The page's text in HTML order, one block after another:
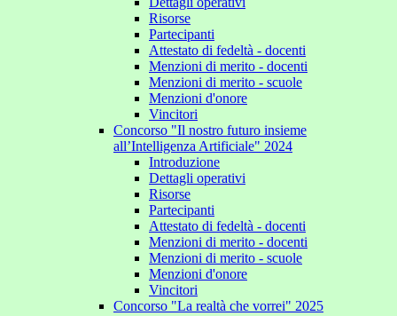
Risorse
Partecipanti
Attestato di fedeltà - docenti
Menzioni di merito - docenti
Menzioni di merito - scuole
Menzioni d'onore
Vincitori
Concorso "Il nostro futuro insieme
all’Intelligenza Artificiale" 2024
Introduzione
Dettagli operativi
Risorse
Partecipanti
Attestato di fedeltà - docenti
Menzioni di merito - docenti
Menzioni di merito - scuole
Menzioni d'onore
Vincitori
Concorso "La realtà che vorrei" 2025